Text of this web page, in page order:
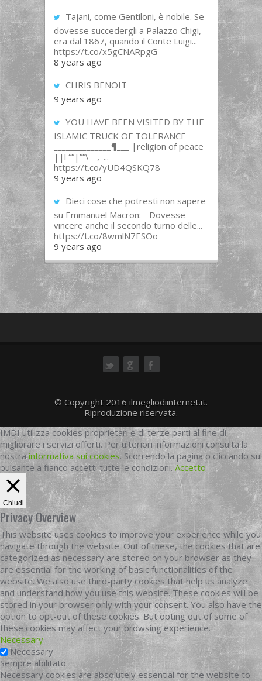
Tajani, come Gentiloni, è nobile. Se
dovesse succedergli a Palazzo Chigi,
era dal 1867, quando il Conte Luigi...
https://t.co/x5gCNARpgG
8 years ago
CHRIS BENOIT
9 years ago
YOU HAVE BEEN VISITED BY THE
ISLAMIC TRUCK OF TOLERANCE
______________¶___ |religion of peace
||l “”|””\__,_...
https://t.co/yUD4QSKQ78
9 years ago
Dieci cose che potresti non sapere
su Emmanuel Macron: - Dovesse
vincere anche il secondo turno delle...
https://t.co/8wmlN7ESOo
9 years ago
© Copyright 2016 ilmegliodiinternet.it.
Riproduzione riservata.
IMDI utilizza cookies proprietari e di terze parti al fine di
migliorare i servizi offerti. Per ulteriori informazioni consulta la
nostrainformativa sui cookies. Scorrendo la pagina o cliccando sul
pulsante a fianco accetti tutte le condizioni. Accetto
Chiudi
Privacy Overview
This website uses cookies to improve your experience while you
navigate through the website. Out of these, the cookies that are
categorized as necessary are stored on your browser as they
are essential for the working of basic functionalities of the
website. We also use third-party cookies that help us analyze
and understand how you use this website. These cookies will be
stored in your browser only with your consent. You also have the
option to opt-out of these cookies. But opting out of some of
these cookies may affect your browsing experience.
Necessary
Necessary
Sempre abilitato
Necessary cookies are absolutely essential for the website to